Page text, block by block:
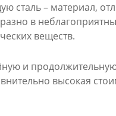
сталь – материал,
в
веществ.
и
высокая